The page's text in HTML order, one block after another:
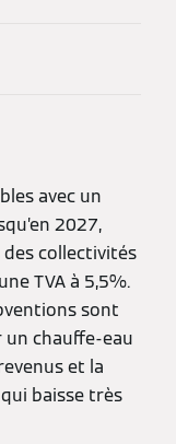
avec un
2027,
des collectivités
TVA à 5,5%.
sont
un chauffe-eau
et la
qui baisse très